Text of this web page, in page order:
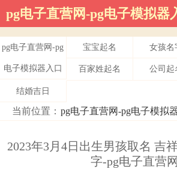
pg电子直营网-pg电子模拟器
pg电子直营网-pg
电子模拟器入口
宝宝起名 女孩名
百家姓起名 公司起
结婚吉日
当前位置： pg电子直营网-pg电子模拟
2023年3月4日出生男孩取名 吉
字-pg电子直营网